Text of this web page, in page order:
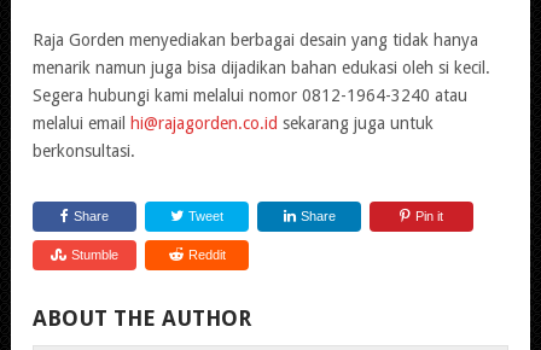
Raja Gorden menyediakan berbagai desain yang tidak hanya
menarik namun juga bisa dijadikan bahan edukasi oleh si kecil.
Segera hubungi kami melalui nomor 0812-1964-3240 atau
melalui email
hi@rajagorden.co.id sekarang juga untuk
berkonsultasi.
Share Tweet Share Pin it
Stumble Reddit
ABOUT THE AUTHOR